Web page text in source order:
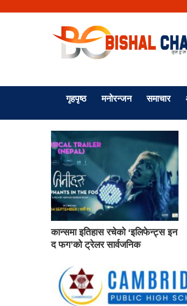
गृहपृष्ठ मनोरन्जन समाचार
कान्समा इतिहास रचेको ‘इलिफेन्ट्स इन
द फग’को ट्रेलर सार्वजनिक